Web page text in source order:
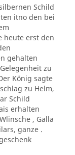
Schild
itno den bei
heute erst den
gehalten
zu
König sagte
zu Helm,
Schild
erhalten
, Galla
ganze .